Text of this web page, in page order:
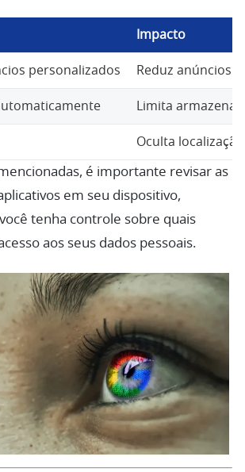
Impacto
personalizados Reduz anúncios
Limita
Oculta localização
é importante revisar as
em seu dispositivo,
tenha controle sobre quais
aos seus dados pessoais.